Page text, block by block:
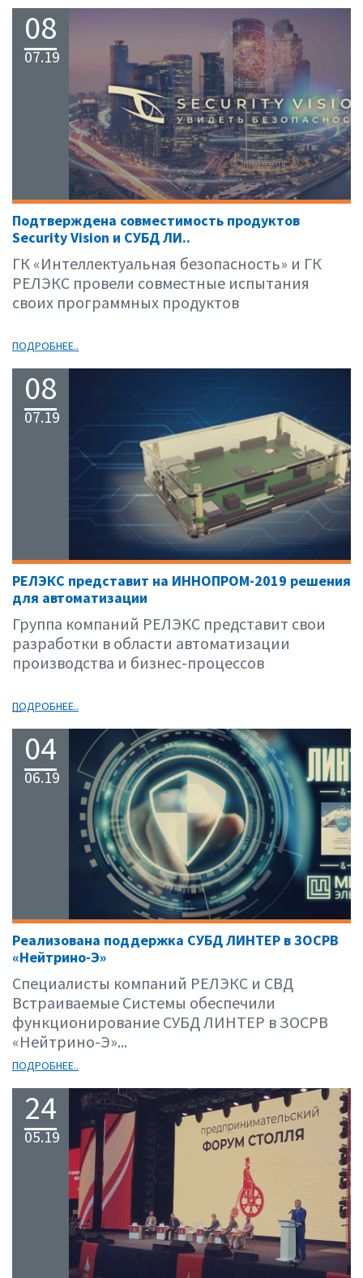
08
07.19
Подтверждена совместимость продуктов
Security Vision и СУБД ЛИ..
ГК «Интеллектуальная безопасность» и ГК
РЕЛЭКС провели совместные испытания
своих программных продуктов
ПОДРОБНЕЕ..
08
07.19
РЕЛЭКС представит на ИННОПРОМ-2019 решения
для автоматизации
Группа компаний РЕЛЭКС представит свои
разработки в области автоматизации
производства и бизнес-процессов
...
ПОДРОБНЕЕ..
04
06.19
Реализована поддержка СУБД ЛИНТЕР в ЗОСРВ
«Нейтрино-Э»
Специалисты компаний РЕЛЭКС и СВД
Встраиваемые Системы обеспечили
функционирование СУБД ЛИНТЕР в ЗОСРВ
«Нейтрино-Э»...
ПОДРОБНЕЕ..
24
05.19